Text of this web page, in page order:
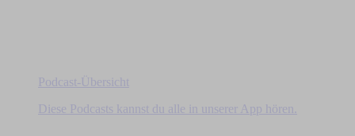
Podcast-Übersicht
Diese Podcasts kannst du alle in unserer App hören.